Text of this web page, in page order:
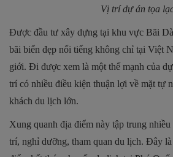
Vị trí dự án tọa
Được đầu tư xây dựng tại khu vực Bãi
bãi biển đẹp nổi tiếng không chỉ tại Việt
giới. Đi được xem là một thế mạnh của
trí có nhiều điều kiện thuận lợi về mặt tự
khách du lịch lớn.
Xung quanh địa điểm này tập trung
trí, nghỉ dưỡng, tham quan du lịch. Đây